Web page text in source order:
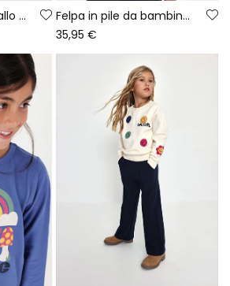
Vestito in spugna giallo con patch di emoticon
Felpa in pile da bambina color crudo con emoji
35,95 €